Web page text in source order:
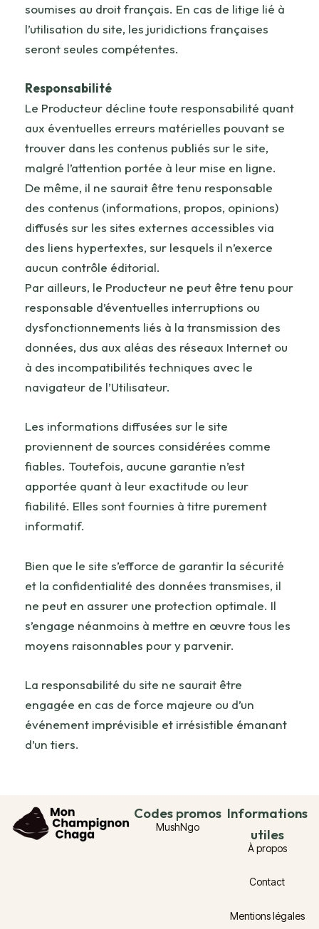
soumises au droit français. En cas de litige lié à
l’utilisation du site, les juridictions françaises
seront seules compétentes.
Responsabilité
Le Producteur décline toute responsabilité quant
aux éventuelles erreurs matérielles pouvant se
trouver dans les contenus publiés sur le site,
malgré l’attention portée à leur mise en ligne.
De même, il ne saurait être tenu responsable
des contenus (informations, propos, opinions)
diffusés sur les sites externes accessibles via
des liens hypertextes, sur lesquels il n’exerce
aucun contrôle éditorial.
Par ailleurs, le Producteur ne peut être tenu pour
responsable d’éventuelles interruptions ou
dysfonctionnements liés à la transmission des
données, dus aux aléas des réseaux Internet ou
à des incompatibilités techniques avec le
navigateur de l’Utilisateur.
Les informations diffusées sur le site
proviennent de sources considérées comme
fiables. Toutefois, aucune garantie n’est
apportée quant à leur exactitude ou leur
fiabilité. Elles sont fournies à titre purement
informatif.
Bien que le site s’efforce de garantir la sécurité
et la confidentialité des données transmises, il
ne peut en assurer une protection optimale. Il
s’engage néanmoins à mettre en œuvre tous les
moyens raisonnables pour y parvenir.
La responsabilité du site ne saurait être
engagée en cas de force majeure ou d’un
événement imprévisible et irrésistible émanant
d’un tiers.
Codes promos
MushNgo
Informations
utiles
À propos
Contact
Mentions légales